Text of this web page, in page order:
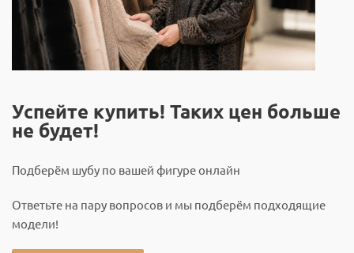
Успейте купить! Таких цен больше
не будет!
Подберём шубу по вашей фигуре онлайн
Ответьте на пару вопросов и мы подберём подходящие
модели!